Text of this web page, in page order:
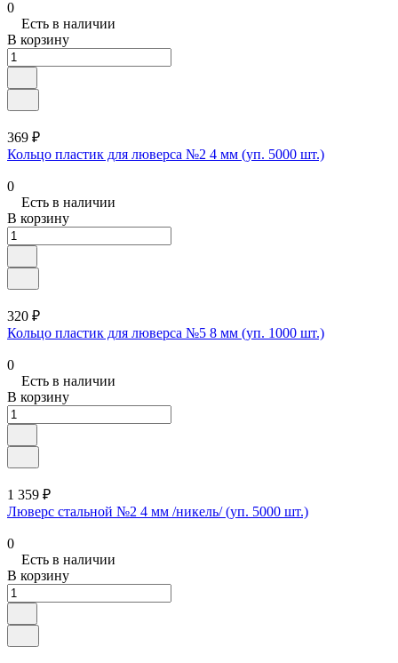
0
Есть в наличии
В корзину
369 ₽
Кольцо пластик для люверса №2 4 мм (уп. 5000 шт.)
0
Есть в наличии
В корзину
320 ₽
Кольцо пластик для люверса №5 8 мм (уп. 1000 шт.)
0
Есть в наличии
В корзину
1 359 ₽
Люверс стальной №2 4 мм /никель/ (уп. 5000 шт.)
0
Есть в наличии
В корзину